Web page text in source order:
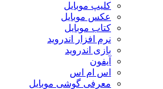
کلیپ موبایل
عکس موبایل
کتاب موبایل
نرم افزار اندروید
بازی اندروید
آیفون
اس ام اس
معرفی گوشی موبایل